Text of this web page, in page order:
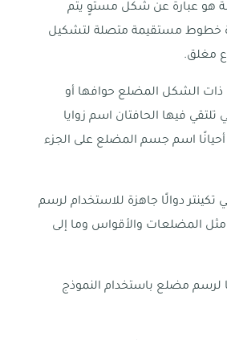
هو عبارة عن شكل مستوٍ يتم
خطوط مستقيمة متصلة لتشكيل
مغلق.
الشكل المضلع حوافها أو
تلتقي فيها الحافتان اسم زوايا
اسم جسم المضلع على الجزء
تكينتر دوالًا جاهزة للاستخدام لرسم
مثل المضلعات والأقواس وما إلى
لرسم مضلع باستخدام النموذج